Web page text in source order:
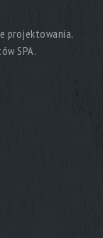
projektowania,
SPA.